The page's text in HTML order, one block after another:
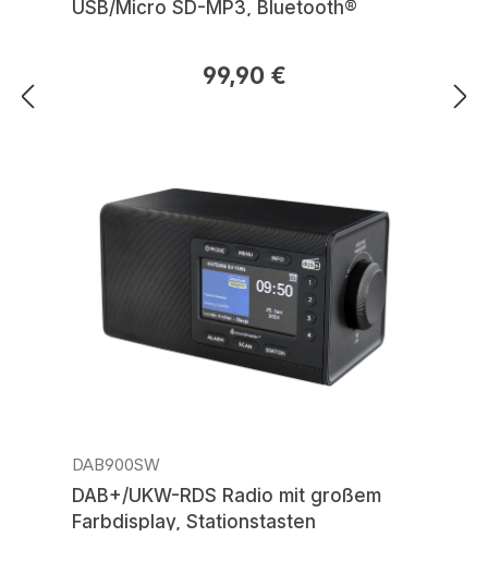
USB/Micro SD-MP3, Bluetooth®
Regulärer Preis:99,90 €
DAB900SW
DAB+/UKW-RDS Radio mit großem
Farbdisplay, Stationstasten